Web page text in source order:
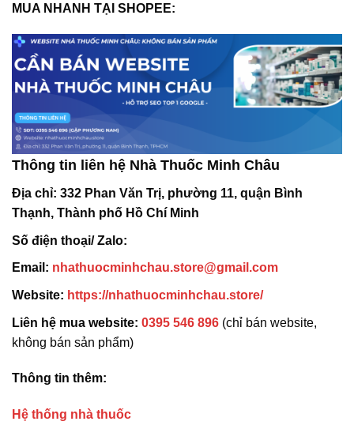
MUA NHANH TẠI SHOPEE:
Thông tin liên hệ Nhà Thuốc Minh Châu
Địa chỉ: 332 Phan Văn Trị, phường 11, quận Bình
Thạnh, Thành phố Hồ Chí Minh
Số điện thoại/ Zalo:
Email: nhathuocminhchau.store@gmail.com
Website: https://nhathuocminhchau.store/
Liên hệ mua website: 0395 546 896 (chỉ bán website,
không bán sản phẩm)
Thông tin thêm:
Hệ thống nhà thuốc